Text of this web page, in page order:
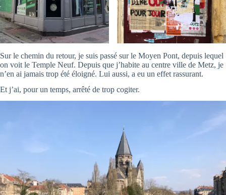
Sur le chemin du retour, je suis passé sur le Moyen Pont, depuis lequel
on voit le Temple Neuf. Depuis que j’habite au centre ville de Metz, je
n’en ai jamais trop été éloigné. Lui aussi, a eu un effet rassurant.
Et j’ai, pour un temps, arrêté de trop cogiter.